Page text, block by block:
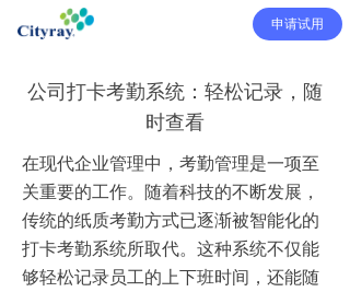
申请试用
公司打卡考勤系统：轻松记录，随
时查看
在现代企业管理中，考勤管理是一项至
关重要的工作。随着科技的不断发展，
传统的纸质考勤方式已逐渐被智能化的
打卡考勤系统所取代。这种系统不仅能
够轻松记录员工的上下班时间，还能随